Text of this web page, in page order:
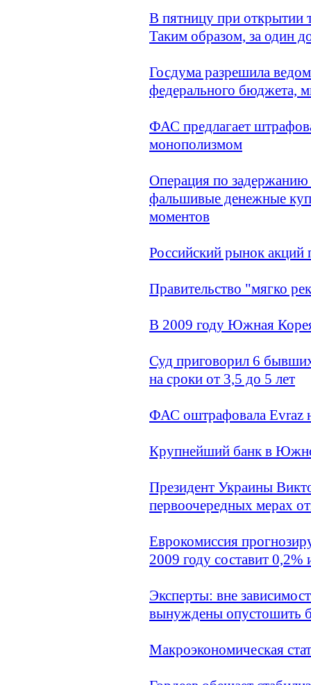
В пятницу при открытии
Таким образом, за один
Госдума разрешила
федерального бюджета,
ФАС предлагает
монополизмом
Операция по задержанию
фальшивые денежные
моментов
Российский рынок акций
Правительство "мягко
В 2009 году Южная
Суд приговорил 6
на сроки от 3,5 до 5 лет
ФАС оштрафовала Evraz
Крупнейший банк в
Президент Украины
первоочередных мерах
Еврокомиссия
2009 году составит 0,2%
Эксперты: вне
вынуждены опустошить
Макроэкономическая